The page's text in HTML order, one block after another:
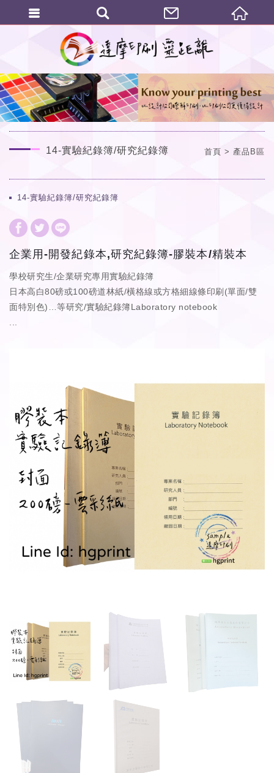
首頁 產品B區
14-實驗紀錄簿/研究紀錄簿
14-實驗紀錄簿/研究紀錄簿
企業用-開發紀錄本,研究紀錄簿-膠裝本/精裝本
學校研究生/企業研究專用實驗紀錄簿
日本高白80磅或100磅道林紙/橫格線或方格細線條印刷(單面/雙
面特別色)…等研究/實驗紀錄簿Laboratory notebook
...
繁體中文